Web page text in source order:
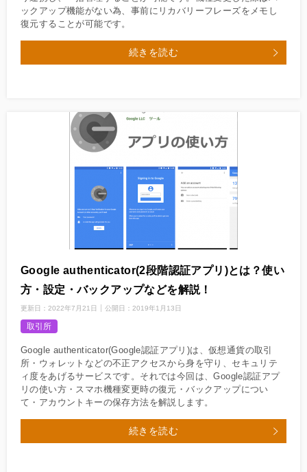
ックアップ機能がない為、事前にリカバリーフレーズをメモし
復元することが可能です。
続きを読む
Google authenticator(2段階認証アプリ)とは？使い
方・設定・バックアップなどを解説！
更新日： 2022年7月21日 公開日： 2019年1月13日
取引所
Google authenticator(Google認証アプリ)は、仮想通貨の取引
所・ウォレットなどの不正アクセスから身を守り、セキュリテ
ィ度をあげるサービスです。それでは今回は、Google認証アプ
リの使い方・スマホ機種変更時の復元・バックアップについ
て・アカウントキーの保存方法を解説します。
続きを読む